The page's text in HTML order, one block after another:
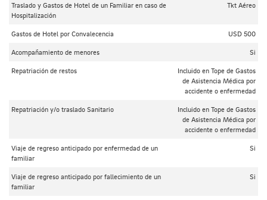
Traslado y Gastos de Hotel de un Familiar en caso de
Hospitalización
Tkt Aéreo
Gastos de Hotel por Convalecencia USD 500
Acompañamiento de menores Si
Repatriación de restos
Incluido en Tope de Gastos
de Asistencia Médica por
accidente o enfermedad
Repatriación y/o traslado Sanitario
Incluido en Tope de Gastos
de Asistencia Médica por
accidente o enfermedad
Viaje de regreso anticipado por enfermedad de un
familiar
Si
Viaje de regreso anticipado por fallecimiento de un
familiar
Si